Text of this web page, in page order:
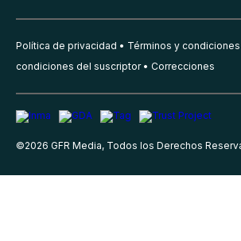
Política de privacidad Términos y condiciones
condiciones del suscriptor
Correcciones
©2026 GFR Media, Todos los Derechos